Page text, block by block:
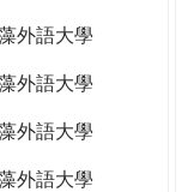
外語大學
外語大學
外語大學
外語大學